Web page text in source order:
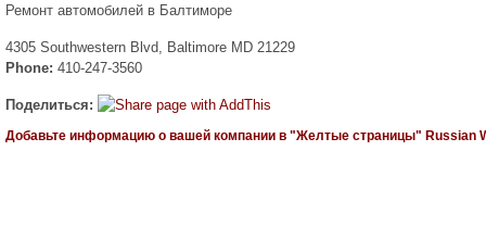
Ремонт автомобилей в Балтиморе
4305 Southwestern Blvd, Baltimore MD 21229
Phone: 410-247-3560
Поделиться:
Добавьте информацию о вашей компании в "Желтые страницы" Russian